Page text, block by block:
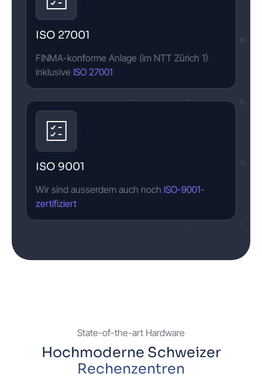
ISO 27001
FINMA-konforme Anlage (im NTT Zürich 1)
inklusive ISO 27001
ISO 9001
Wir sind ausserdem auch noch ISO-9001-
zertifiziert
State-of-the-art Hardware
Hochmoderne Schweizer
Rechenzentren